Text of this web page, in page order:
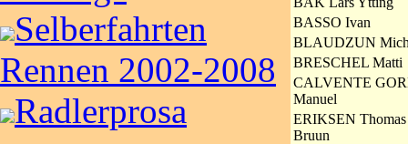
Selberfahrten
Rennen 2002-2008
Radlerprosa
BASSO Ivan
BLAUDZUN
BRESCHEL Matti
CALVENTE
Manuel
ERIKSEN Thomas
Bruun